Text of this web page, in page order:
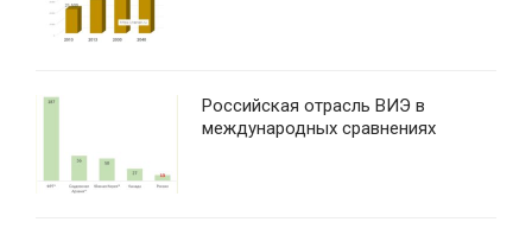
Российская отрасль ВИЭ в
международных сравнениях